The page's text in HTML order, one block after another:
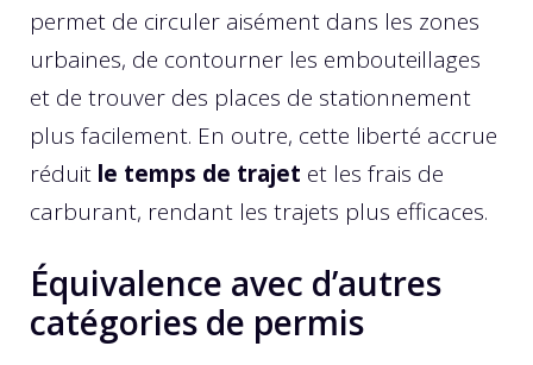
permet de circuler aisément dans les zones
urbaines, de contourner les embouteillages
et de trouver des places de stationnement
plus facilement. En outre, cette liberté accrue
réduit le temps de trajet et les frais de
carburant, rendant les trajets plus efficaces.
Équivalence avec d’autres
catégories de permis